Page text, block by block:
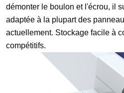
démonter le boulon et l'écrou, il
adaptée à la plupart des
actuellement. Stockage facile à
compétitifs.